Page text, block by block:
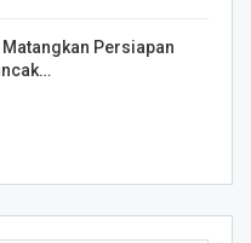
Persiapan